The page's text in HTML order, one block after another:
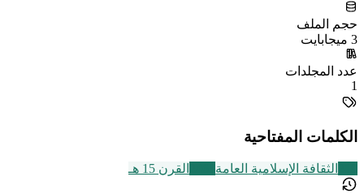
حجم الملف
3 ميجابايت
عدد المجلدات
1
الكلمات المفتاحية
الثقافة الإسلامية العامة القرن 15 هـ